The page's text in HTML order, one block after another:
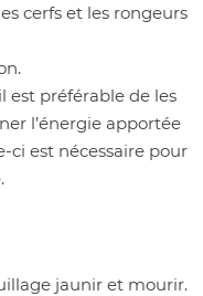
cerfs et les rongeurs
est préférable de les
l’énergie apportée
ci est nécessaire pour
jaunir et mourir.